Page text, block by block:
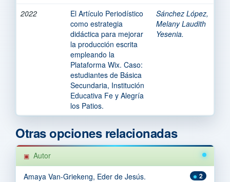
2022
El Artículo Periodístico
como estrategia
didáctica para mejorar
la producción escrita
empleando la
Plataforma Wix. Caso:
estudiantes de Básica
Secundaria, Institución
Educativa Fe y Alegría
los Patios.
Sánchez López,
Melany Laudith
Yesenia.
Otras opciones relacionadas
Autor
2
Amaya Van-Griekeng, Eder de Jesús.